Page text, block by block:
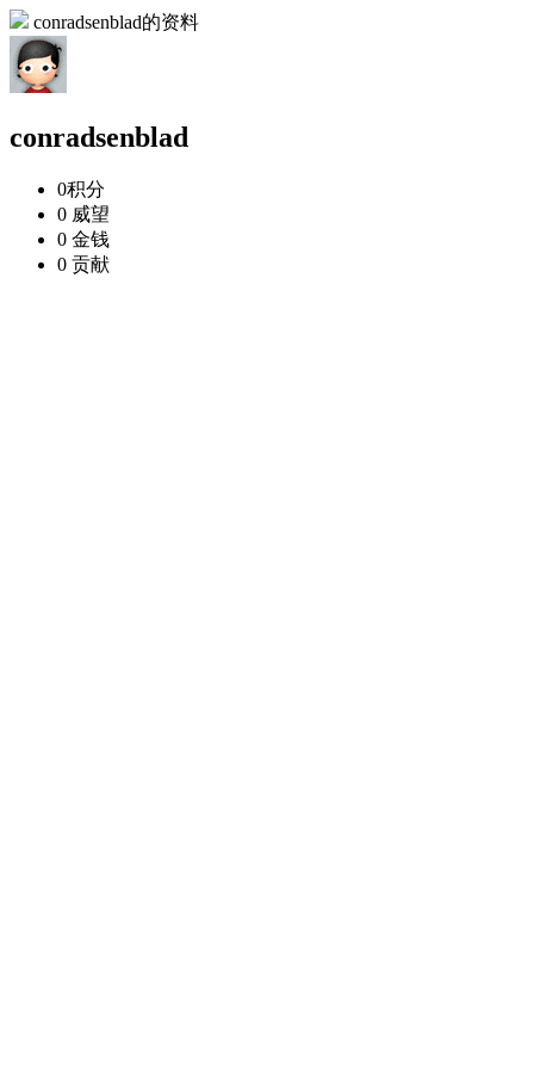
conradsenblad的资料
conradsenblad
0积分
0 威望
0 金钱
0 贡献